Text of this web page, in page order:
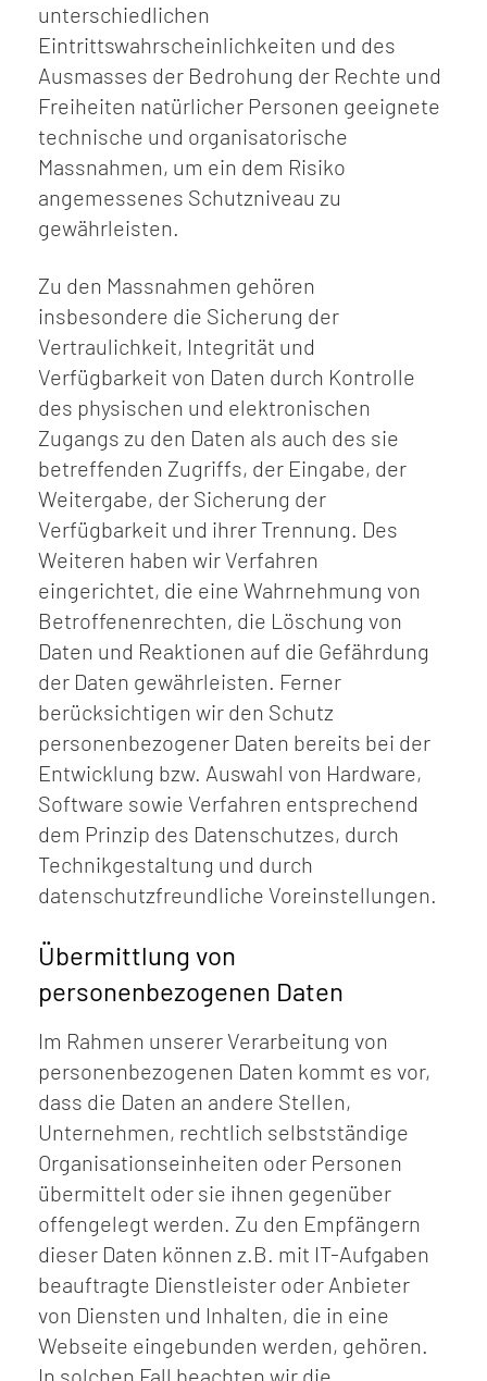
unterschiedlichen
Eintrittswahrscheinlichkeiten und des
Ausmasses der Bedrohung der Rechte und
Freiheiten natürlicher Personen geeignete
technische und organisatorische
Massnahmen, um ein dem Risiko
angemessenes Schutzniveau zu
gewährleisten.
Zu den Massnahmen gehören
insbesondere die Sicherung der
Vertraulichkeit, Integrität und
Verfügbarkeit von Daten durch Kontrolle
des physischen und elektronischen
Zugangs zu den Daten als auch des sie
betreffenden Zugriffs, der Eingabe, der
Weitergabe, der Sicherung der
Verfügbarkeit und ihrer Trennung. Des
Weiteren haben wir Verfahren
eingerichtet, die eine Wahrnehmung von
Betroffenenrechten, die Löschung von
Daten und Reaktionen auf die Gefährdung
der Daten gewährleisten. Ferner
berücksichtigen wir den Schutz
personenbezogener Daten bereits bei der
Entwicklung bzw. Auswahl von Hardware,
Software sowie Verfahren entsprechend
dem Prinzip des Datenschutzes, durch
Technikgestaltung und durch
datenschutzfreundliche Voreinstellungen.
Übermittlung von
personenbezogenen Daten
Im Rahmen unserer Verarbeitung von
personenbezogenen Daten kommt es vor,
dass die Daten an andere Stellen,
Unternehmen, rechtlich selbstständige
Organisationseinheiten oder Personen
übermittelt oder sie ihnen gegenüber
offengelegt werden. Zu den Empfängern
dieser Daten können z.B. mit IT-Aufgaben
beauftragte Dienstleister oder Anbieter
von Diensten und Inhalten, die in eine
Webseite eingebunden werden, gehören.